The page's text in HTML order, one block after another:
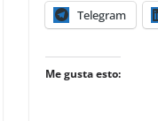
Telegram
Me gusta esto: